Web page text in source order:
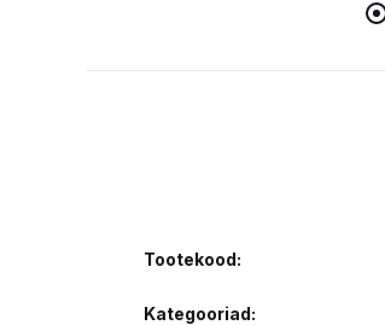
Tootekood:
Kategooriad: